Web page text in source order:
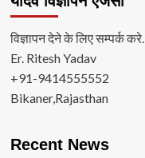
विज्ञापन देने के लिए सम्पर्क करे.
Er. Ritesh Yadav
+91-9414555552
Bikaner,Rajasthan
Recent News